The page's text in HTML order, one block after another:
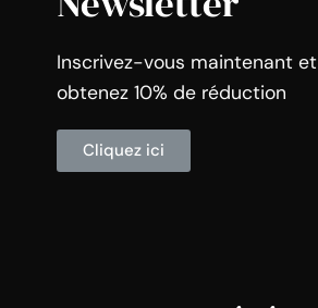
Inscrivez-vous maintenant et
obtenez 10% de réduction
Cliquez ici